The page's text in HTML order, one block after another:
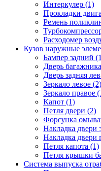
Интеркулер (1)
Прокладки
Ремень
Расходомер
Кузов наружные
Бампер задний
Дверь
Дверь задняя
Зеркало левое (2)
Зеркало правое
Капот (1)
Петля двери (2)
Форсунка
Накладка двери
Накладка двери
Петля капота (1)
Петля крышки
Система выпуска